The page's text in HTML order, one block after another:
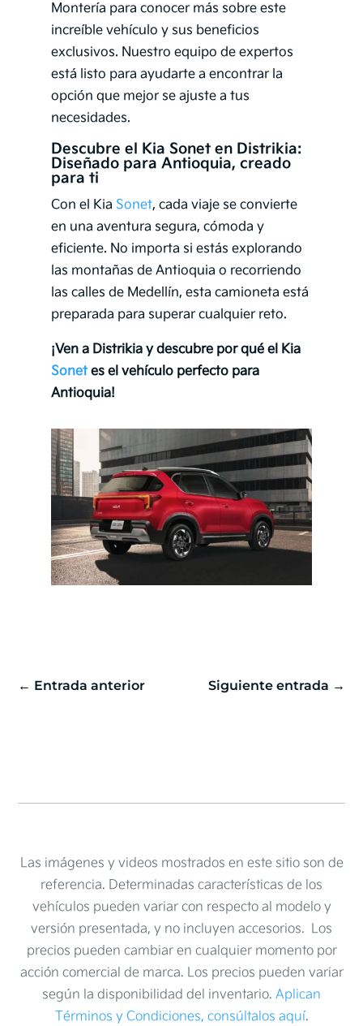
Montería para conocer más sobre este
increíble vehículo y sus beneficios
exclusivos. Nuestro equipo de expertos
está listo para ayudarte a encontrar la
opción que mejor se ajuste a tus
necesidades.
Descubre el Kia Sonet en Distrikia:
Diseñado para Antioquia, creado
para ti
Con el Kia Sonet, cada viaje se convierte
en una aventura segura, cómoda y
eficiente. No importa si estás explorando
las montañas de Antioquia o recorriendo
las calles de Medellín, esta camioneta está
preparada para superar cualquier reto.
¡Ven a Distrikia y descubre por qué el Kia
Sonetes el vehículo perfecto para
Antioquia!
← Entrada anterior Siguiente entrada →
Las imágenes y videos mostrados en este sitio son de
referencia. Determinadas características de los
vehículos pueden variar con respecto al modelo y
versión presentada, y no incluyen accesorios. Los
precios pueden cambiar en cualquier momento por
acción comercial de marca. Los precios pueden variar
según la disponibilidad del inventario. Aplican
Términos y Condiciones, consúltalos aquí.